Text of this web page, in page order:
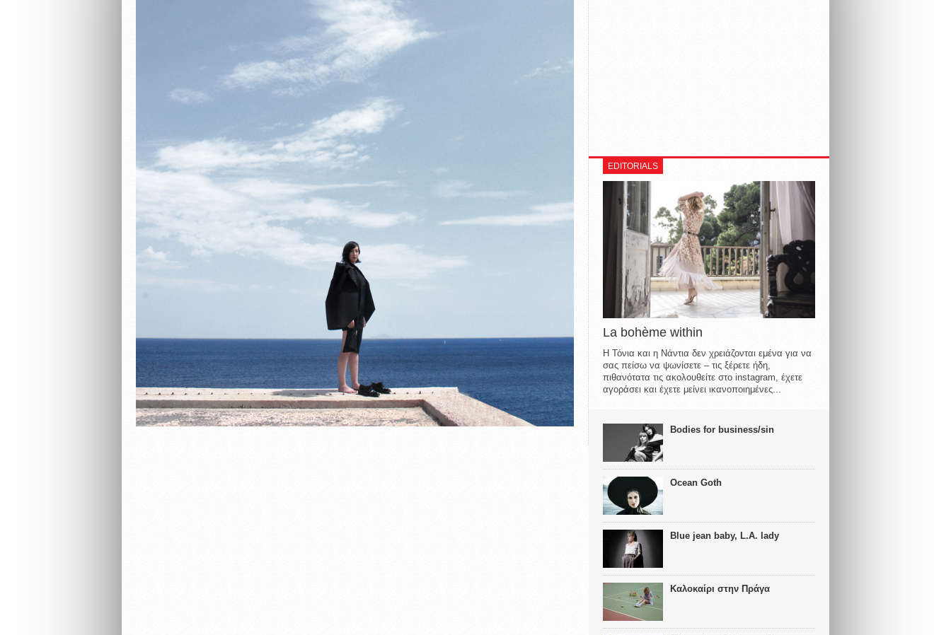
EDITORIALS
La bohème within
Η Τόνια και η Νάντια δεν χρειάζονται εμένα για να
σας πείσω να ψωνίσετε – τις ξέρετε ήδη,
πιθανότατα τις ακολουθείτε στο instagram, έχετε
αγοράσει και έχετε μείνει ικανοποιημένες...
Bodies for business/sin
Ocean Goth
Blue jean baby, L.A. lady
Καλοκαίρι στην Πράγα